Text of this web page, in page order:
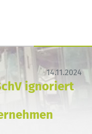
14.11.2024
ignoriert